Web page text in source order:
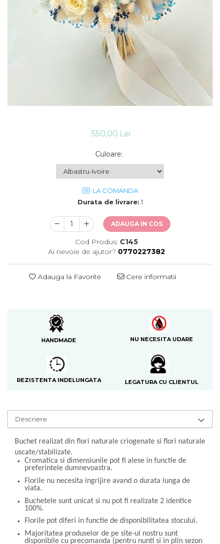
550,00 Lei
Culoare:
LA COMANDA
Durata de livrare: 1
ADAUGA IN COS
Cod Produs: C145
Ai nevoie de ajutor? 0770227382
Adauga la Favorite Cere informatii
HANDMADE NU NECESITA UDARE
REZISTENTA INDELUNGATA LEGATURA CU CLIENTUL
Descriere
Buchet realizat din flori naturale criogenate si flori naturale
uscate/stabilizate.
Cromatica si dimensiunile pot fi alese in functie de
preferintele dumnevoastra.
Florile nu necesita ingrijire avand o durata lunga de
viata.
Buchetele sunt unicat si nu pot fi realizate 2 identice
100%.
Florile pot diferi in functie de disponibilitatea stocului.
Majoritatea produselor de pe site-ul nostru sunt
disponibile cu precomanda (pentru nunti si in plin sezon